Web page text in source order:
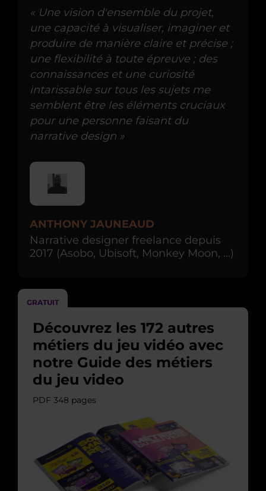
« Une vision d'ensemble du projet,
une capacité à visualiser, imaginer et
produire de manière claire et précise ;
une flexibilité à toute épreuve ; des
connaissances et une curiosité
intarissable sur tous les sujets me
semblent être les éléments cruciaux
pour une personne faisant du
narrative design »
ANTHONY JAUNEAUD
Narrative designer freelance depuis
2017 (Asobo, Ubisoft, Monkey Moon, ...)
GRATUIT
Découvrez les 172 autres
métiers du jeu vidéo avec
notre Guide des métiers
du jeu video
PDF 348 pages